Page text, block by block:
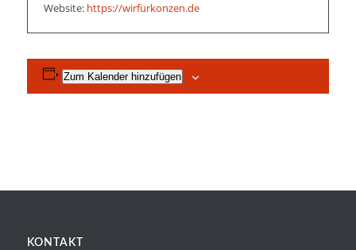
Website: https://wirfürkonzen.de
Zum Kalender hinzufügen
KONTAKT